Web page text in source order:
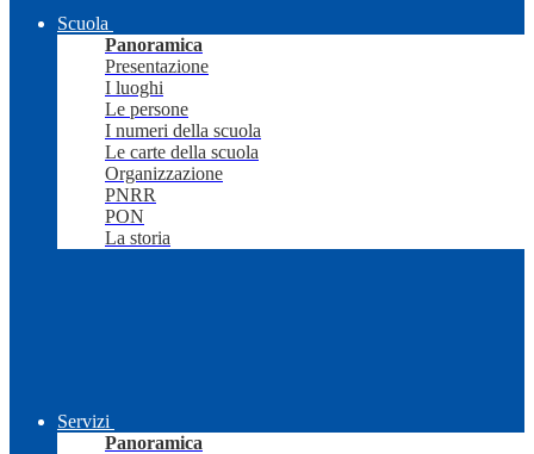
Scuola
Panoramica
Presentazione
I luoghi
Le persone
I numeri della scuola
Le carte della scuola
Organizzazione
PNRR
PON
La storia
Servizi
Panoramica